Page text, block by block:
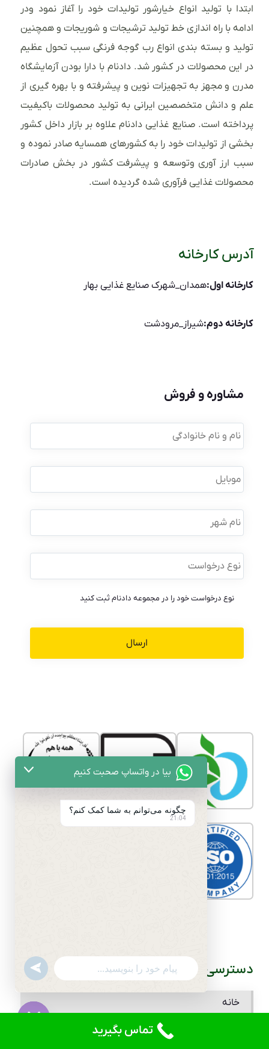
ابتدا با تولید انواع خیارشور تولیدات خود را آغاز نمود ودر
ادامه با راه اندازی خط تولید ترشیجات و شوریجات و همچنین
تولید و بسته بندی انواع رب گوجه فرنگی سبب تحول عظیم
در این محصولات در کشور شد. دادنام با دارا بودن آزمایشگاه
مدرن و مجهز به تجهیزات نوین و پیشرفته و با بهره گیری از
علم و دانش متخصصین ایرانی به تولید محصولات باکیفیت
پرداخته است. صنایع غذایی دادنام علاوه بر بازار داخل کشور
بخشی از تولیدات خود را به کشورهای همسایه صادر نموده و
سبب ارز آوری وتوسعه و پیشرفت کشور در بخش صادرات
محصولات غذایی فرآوری شده گردیده است.
آدرس کارخانه
کارخانه اول:همدان_شهرک صنایع غذایی بهار
کارخانه دوم:شیراز_مرودشت
مشاوره و فروش
نام
و
نام
موبایل *
نام
شهر
نوع
درخواست *
نوع درخواست خود را در مجموعه دادنام ثبت کنید
دسترسی سریع
خانه
تماس بگیرید
بیا در واتساپ صحبت کنیم
چگونه می‌توانم به شما کمک کنم؟
21:04
WhatsApp
Message
undefined